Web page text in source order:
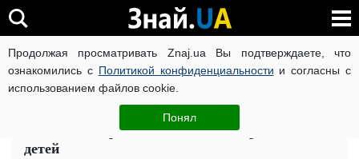
Продолжая просматривать Znaj.ua Вы подтверждаете, что
ознакомились с Политикой конфиденциальности и согласны с
использованием файлов cookie.
Понял
ВОЙНА РОССИИ ПРОТИВ УКРАИНЫ КОРОНАВИРУС В
Шоу-бизнес ЧИТАТИ УКРАЇНСЬКОЮ
Мадонна впервые показала всех приемных
детей